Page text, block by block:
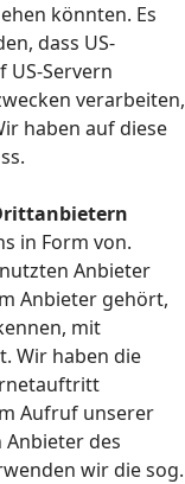
könnten. Es
dass US-
US-Servern
verarbeiten,
haben auf diese
in Form von.
Anbieter
Anbieter gehört,
mit
Wir haben die
Aufruf unserer
des
wir die sog.